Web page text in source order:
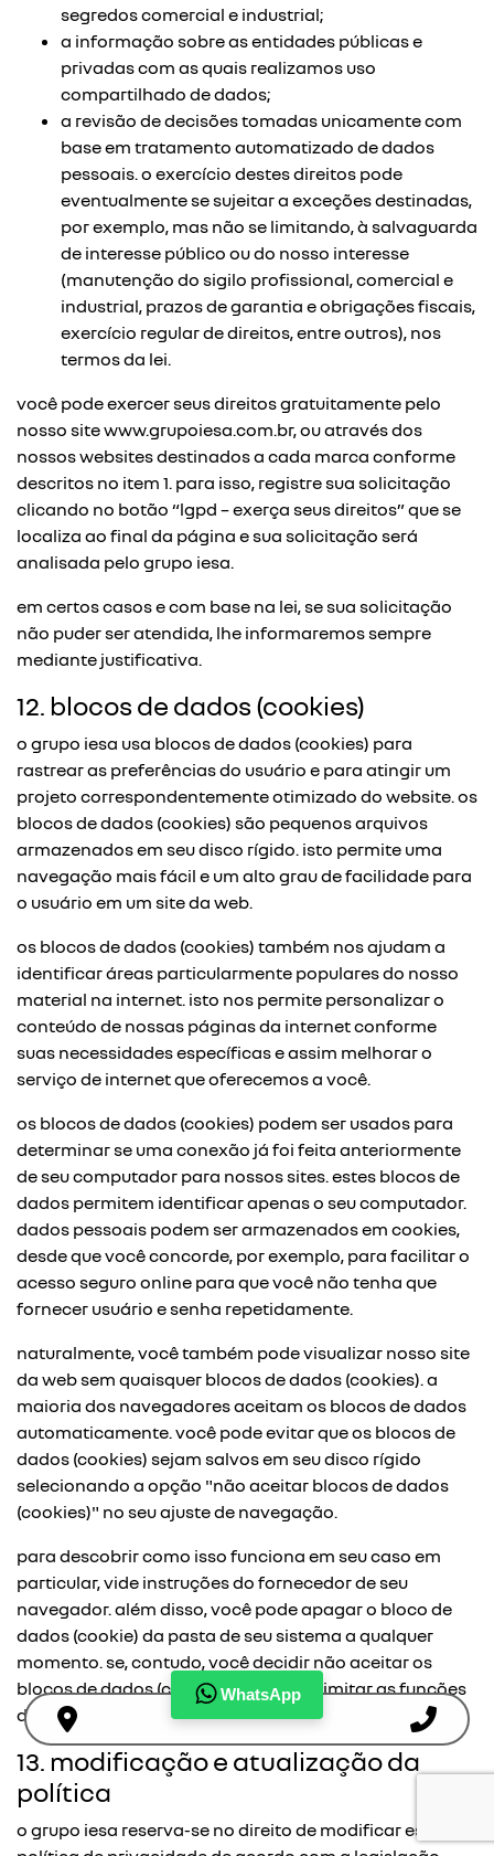
WhatsApp
segredos comercial e industrial;
a informação sobre as entidades públicas e
privadas com as quais realizamos uso
compartilhado de dados;
a revisão de decisões tomadas unicamente com
base em tratamento automatizado de dados
pessoais. o exercício destes direitos pode
eventualmente se sujeitar a exceções destinadas,
por exemplo, mas não se limitando, à salvaguarda
de interesse público ou do nosso interesse
(manutenção do sigilo profissional, comercial e
industrial, prazos de garantia e obrigações fiscais,
exercício regular de direitos, entre outros), nos
termos da lei.
você pode exercer seus direitos gratuitamente pelo
nosso sitewww.grupoiesa.com.br, ou através dos
nossos websites destinados a cada marca conforme
descritos no item 1. para isso, registre sua solicitação
clicando no botão “lgpd – exerça seus direitos” que se
localiza ao final da página e sua solicitação será
analisada pelo grupo iesa.
em certos casos e com base na lei, se sua solicitação
não puder ser atendida, lhe informaremos sempre
mediante justificativa.
12. blocos de dados (cookies)
o grupo iesa usa blocos de dados (cookies) para
rastrear as preferências do usuário e para atingir um
projeto correspondentemente otimizado do website. os
blocos de dados (cookies) são pequenos arquivos
armazenados em seu disco rígido. isto permite uma
navegação mais fácil e um alto grau de facilidade para
o usuário em um site da web.
os blocos de dados (cookies) também nos ajudam a
identificar áreas particularmente populares do nosso
material na internet. isto nos permite personalizar o
conteúdo de nossas páginas da internet conforme
suas necessidades específicas e assim melhorar o
serviço de internet que oferecemos a você.
os blocos de dados (cookies) podem ser usados para
determinar se uma conexão já foi feita anteriormente
de seu computador para nossos sites. estes blocos de
dados permitem identificar apenas o seu computador.
dados pessoais podem ser armazenados em cookies,
desde que você concorde, por exemplo, para facilitar o
acesso seguro online para que você não tenha que
fornecer usuário e senha repetidamente.
naturalmente, você também pode visualizar nosso site
da web sem quaisquer blocos de dados (cookies). a
maioria dos navegadores aceitam os blocos de dados
automaticamente. você pode evitar que os blocos de
dados (cookies) sejam salvos em seu disco rígido
selecionando a opção "não aceitar blocos de dados
(cookies)" no seu ajuste de navegação.
para descobrir como isso funciona em seu caso em
particular, vide instruções do fornecedor de seu
navegador. além disso, você pode apagar o bloco de
dados (cookie) da pasta de seu sistema a qualquer
momento. se, contudo, você decidir não aceitar os
blocos de dados (cookies), isto pode limitar as funções
disponíveis para você em nossos sites.
13. modificação e atualização da
política
o grupo iesa reserva-se no direito de modificar esta